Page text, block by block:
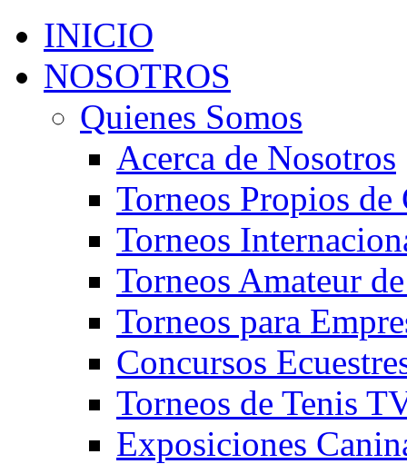
INICIO
NOSOTROS
Quienes Somos
Acerca de Nosotros
Torneos Propios
Torneos
Torneos Amateur
Torneos para
Concursos
Torneos de Tenis
Exposiciones